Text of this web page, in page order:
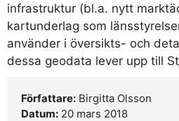
infrastruktur (bl.a. nytt
kartunderlag som
använder i översikts- och
dessa geodata lever upp till
Författare: Birgitta Olsson
Datum: 20 mars 2018